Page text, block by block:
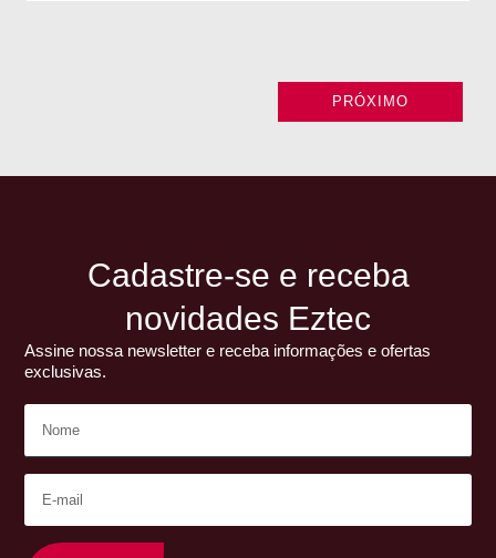
PRÓXIMO
Cadastre-se e receba
novidades Eztec
Assine nossa newsletter e receba informações e ofertas
exclusivas.